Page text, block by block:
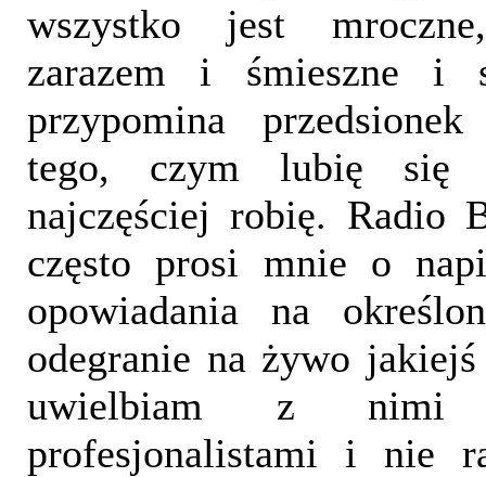
wszystko jest
zarazem i śmieszne i
przypomina
tego, czym lubię się
najczęściej robię. Radio
często prosi mnie o
opowiadania na
odegranie na żywo
uwielbiam z nimi
profesjonalistami i nie